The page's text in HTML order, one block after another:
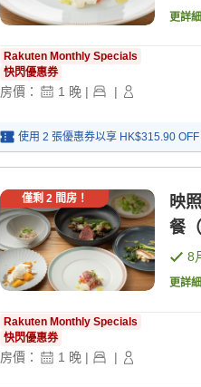
更詳
Rakuten Monthly Specials
快閃優惠券
房價： 1 晚 | |
使用 2 張優惠券以享 HK$315.90 OFF
僅剩 2間房！
映
餐
8
更詳
Rakuten Monthly Specials
快閃優惠券
房價： 1 晚 | |